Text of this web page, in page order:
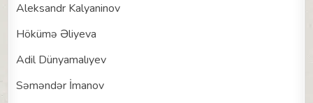
Aleksandr Kalyaninov
Hökümə Əliyeva
Adil Dünyamalıyev
Səməndər İmanov